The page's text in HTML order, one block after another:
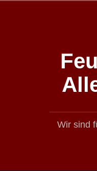
Wir sind